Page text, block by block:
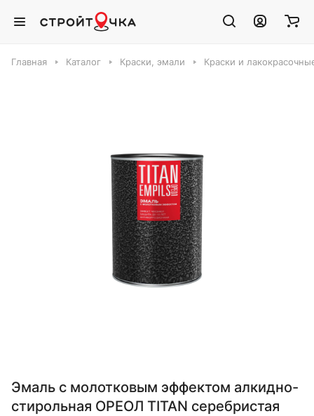
Главная Каталог Краски, эмали Краски и
Эмаль с молотковым эффектом алкидно-
стирольная ОРЕОЛ TITAN серебристая